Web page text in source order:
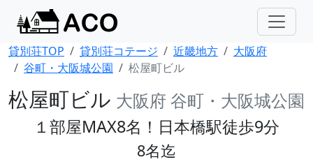
貸別荘TOP 貸別荘コテージ 近畿地方
大阪府
谷町・大阪城公園
松屋町ビル
松屋町ビル 大阪府 谷町・大阪城公園
１部屋MAX8名！日本橋駅徒歩9分
8名迄